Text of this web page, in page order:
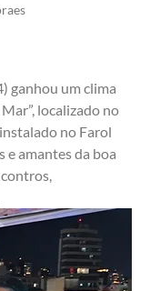
ganhou um clima
localizado no
no Farol
e amantes da boa